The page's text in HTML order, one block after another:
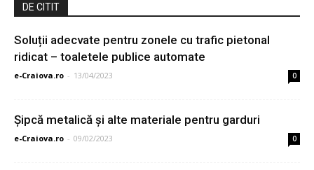
DE CITIT
Soluții adecvate pentru zonele cu trafic pietonal
ridicat – toaletele publice automate
e-Craiova.ro - 13/04/2023 0
Şipcă metalică şi alte materiale pentru garduri
e-Craiova.ro - 09/02/2023 0